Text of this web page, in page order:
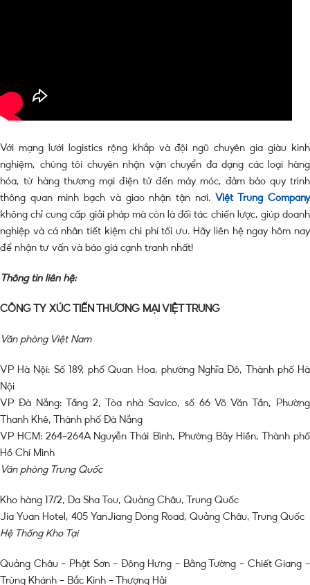
Với mạng lưới logistics rộng khắp và đội ngũ chuyên gia giàu kinh
nghiệm, chúng tôi chuyên nhận vận chuyển đa dạng các loại hàng
hóa, từ hàng thương mại điện tử đến máy móc, đảm bảo quy trình
thông quan minh bạch và giao nhận tận nơi. Việt Trung Company
không chỉ cung cấp giải pháp mà còn là đối tác chiến lược, giúp doanh
nghiệp và cá nhân tiết kiệm chi phí tối ưu. Hãy liên hệ ngay hôm nay
để nhận tư vấn và báo giá cạnh tranh nhất!
Thông tin liên hệ:
CÔNG TY XÚC TIẾN THƯƠNG MẠI VIỆT TRUNG
Văn phòng Việt Nam
VP Hà Nội: Số 189, phố Quan Hoa, phường Nghĩa Đô, Thành phố Hà
Nội
VP Đà Nẵng: Tầng 2, Tòa nhà Savico, số 66 Võ Văn Tần, Phường
Thanh Khê, Thành phố Đà Nẵng
VP HCM: 264-264A Nguyễn Thái Bình, Phường Bảy Hiền, Thành phố
Hồ Chí Minh
Văn phòng Trung Quốc
Kho hàng 17/2, Da Sha Tou, Quảng Châu, Trung Quốc
Jia Yuan Hotel, 405 YanJiang Dong Road, Quảng Châu, Trung Quốc
Hệ Thống Kho Tại
Quảng Châu – Phật Sơn – Đông Hưng – Bằng Tường – Chiết Giang –
Trùng Khánh – Bắc Kinh – Thượng Hải